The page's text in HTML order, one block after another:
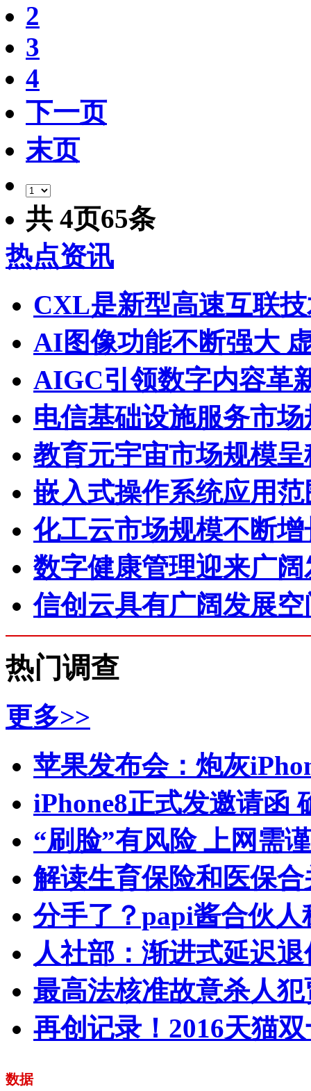
2
3
4
下一页
末页
共 4页65条
热点资讯
CXL是新型高速互联
AI图像功能不断强大
AIGC引领数字内容革
电信基础设施服务市
教育元宇宙市场规模
嵌入式操作系统应用
化工云市场规模不断
数字健康管理迎来广
信创云具有广阔发展
热门调查
更多>>
苹果发布会：炮灰
iPhone8正式发邀请函
“刷脸”有风险 上网需
解读生育保险和医保
分手了？papi酱合伙
人社部：渐进式延迟
最高法核准故意杀人
再创记录！2016天猫
数据